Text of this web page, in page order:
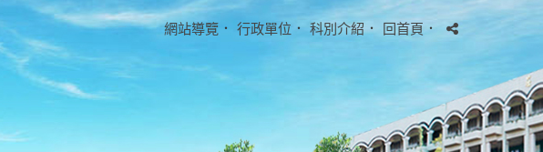
網站導覽 ． 行政單位 ． 科別介紹． 回首頁．